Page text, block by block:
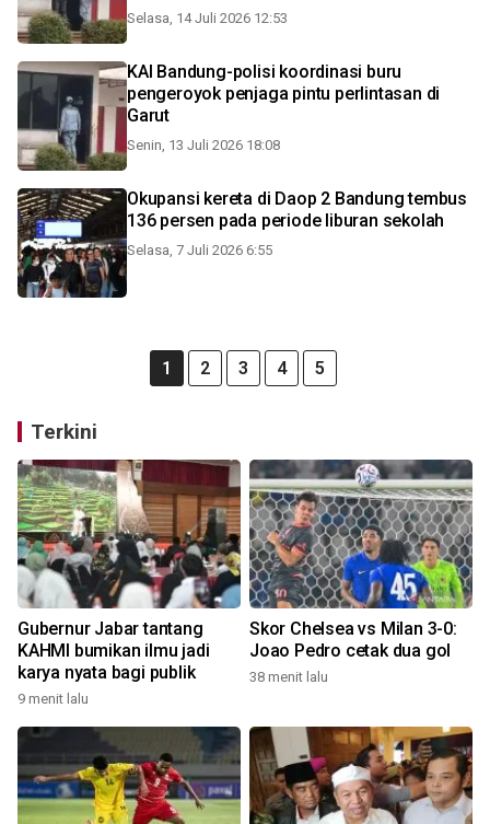
Selasa, 14 Juli 2026 12:53
KAI Bandung-polisi koordinasi buru
pengeroyok penjaga pintu perlintasan di
Garut
Senin, 13 Juli 2026 18:08
Okupansi kereta di Daop 2 Bandung tembus
136 persen pada periode liburan sekolah
Selasa, 7 Juli 2026 6:55
1 2 3 4 5
Terkini
Gubernur Jabar tantang
KAHMI bumikan ilmu jadi
karya nyata bagi publik
9 menit lalu
Skor Chelsea vs Milan 3-0:
Joao Pedro cetak dua gol
38 menit lalu